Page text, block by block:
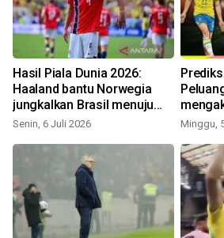
Hasil Piala Dunia 2026:
Haaland bantu Norwegia
jungkalkan Brasil menuju
perempat final
Senin, 6 Juli 2026 Minggu,